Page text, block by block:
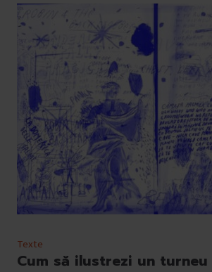
Texte
Cum să ilustrezi un turneu